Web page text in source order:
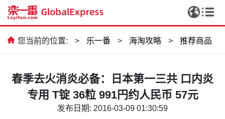
您当前的位置: > 乐一番 > 海淘攻略 > 推荐商品
春季去火消炎必备：日本第一三共 口内炎
专用 T锭 36粒 991円约人民币 57元
发布日期: 2016-03-09 01:30:59